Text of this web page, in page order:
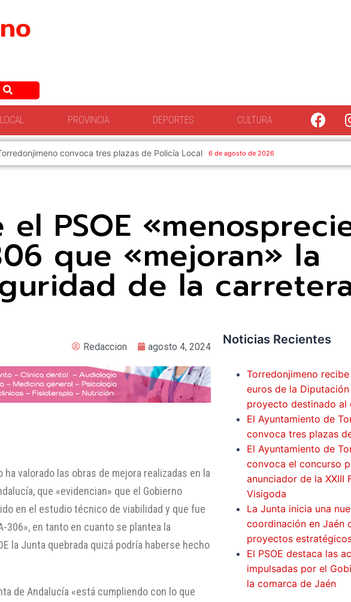
LOCAL PROVINCIA DEPORTES CULTURA
El Ayuntamiento de Torredonjimeno convoca el concurso para elegir el cartel anunciador
PSOE
que «mejoran» la
de la
Redaccion agosto 4, 2024
valorado las obras de mejora realizadas en la
que «evidencian» que el Gobierno
en el estudio técnico de viabilidad y que fue
306», en tanto en cuanto se plantea la
la Junta quebrada quizá podría haberse hecho
de Andalucía «está cumpliendo con lo que
Noticias Recientes
Torredonjimeno
euros de la
proyecto destinado al
El Ayuntamiento de
convoca tres plazas
El Ayuntamiento de
convoca el concurso
anunciador de la XXIII
Visigoda
La Junta inicia una
coordinación en Jaén
proyectos
El PSOE destaca las
impulsadas por el
la comarca de Jaén